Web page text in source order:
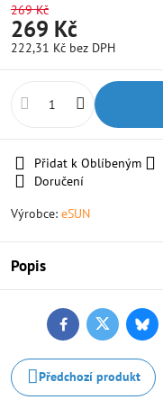
269 Kč
269 Kč
222,31 Kč bez DPH
Přidat k Oblíbeným
Doručení
Výrobce: eSUN
Popis
FacebookTwitter
Předchozí produkt